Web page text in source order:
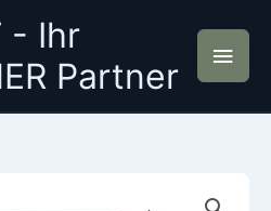
- Ihr
Partner